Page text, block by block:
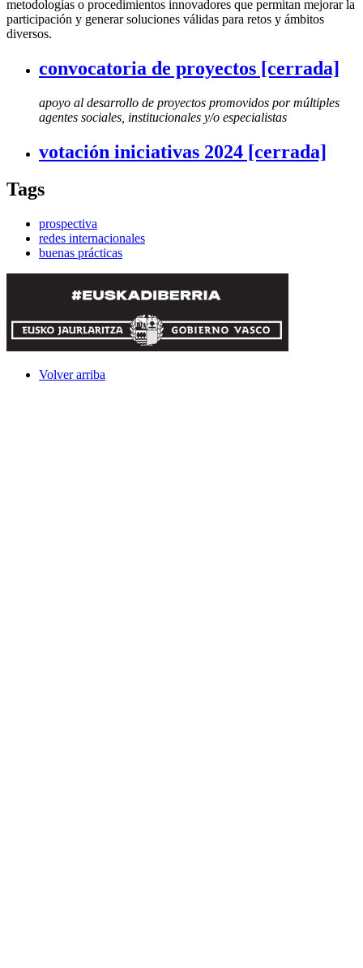
metodologías o procedimientos innovadores que permitan mejorar la
participación y generar soluciones válidas para retos y ámbitos
diversos.
convocatoria de proyectos [cerrada]
apoyo al desarrollo de proyectos promovidos por múltiples
agentes sociales, institucionales y/o especialistas
votación iniciativas 2024 [cerrada]
Tags
prospectiva
redes internacionales
buenas prácticas
Volver arriba